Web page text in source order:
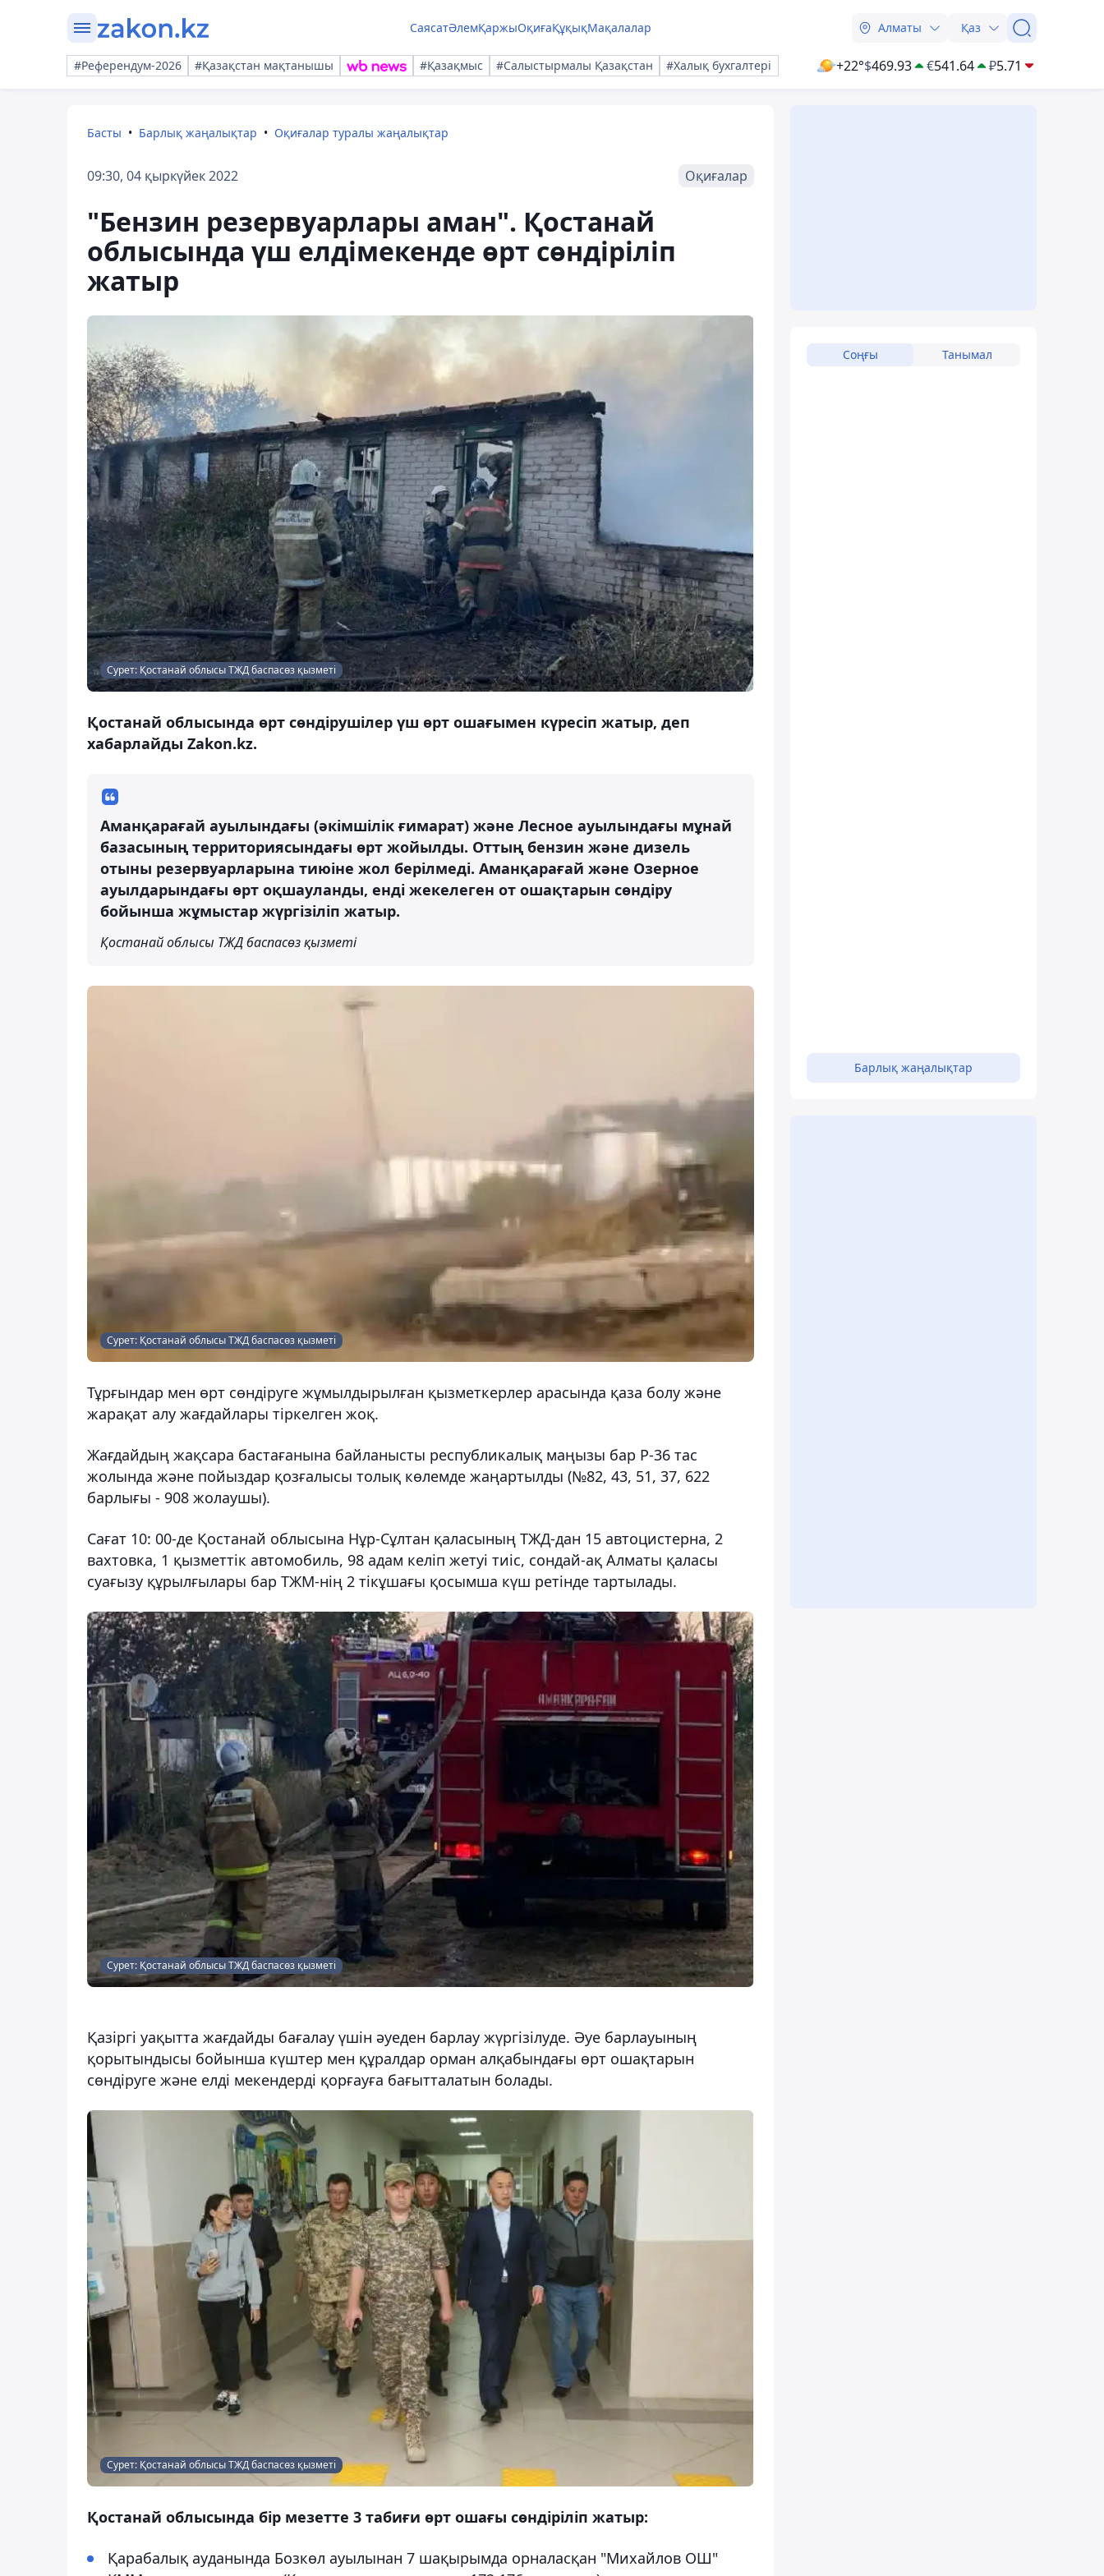
СаясатӘлемҚаржыОқиғаҚұқықМақалалар Алматы Қаз
#Референдум-2026 #Қазақстан мақтанышы #Қазақмыс #Салыстырмалы Қазақстан #Халық бухгалтері +22°$469.93 €541.64 ₽5.71
Басты Барлық жаңалықтар Оқиғалар туралы жаңалықтар
09:30, 04 қыркүйек 2022 Оқиғалар
"Бензин резервуарлары аман". Қостанай
облысында үш елдімекенде өрт сөндіріліп
жатыр
Сурет: Қостанай облысы ТЖД баспасөз қызметі
Қостанай облысында өрт сөндірушілер үш өрт ошағымен күресіп жатыр, деп
хабарлайды Zakon.kz.
Аманқарағай ауылындағы (әкімшілік ғимарат) және Лесное ауылындағы мұнай
базасының территориясындағы өрт жойылды. Оттың бензин және дизель
отыны резервуарларына тиюіне жол берілмеді. Аманқарағай және Озерное
ауылдарындағы өрт оқшауланды, енді жекелеген от ошақтарын сөндіру
бойынша жұмыстар жүргізіліп жатыр.
Қостанай облысы ТЖД баспасөз қызметі
Сурет: Қостанай облысы ТЖД баспасөз қызметі
Тұрғындар мен өрт сөндіруге жұмылдырылған қызметкерлер арасында қаза болу және
жарақат алу жағдайлары тіркелген жоқ.
Жағдайдың жақсара бастағанына байланысты республикалық маңызы бар Р-36 тас
жолында және пойыздар қозғалысы толық көлемде жаңартылды (№82, 43, 51, 37, 622
барлығы - 908 жолаушы).
Сағат 10: 00-де Қостанай облысына Нұр-Сұлтан қаласының ТЖД-дан 15 автоцистерна, 2
вахтовка, 1 қызметтік автомобиль, 98 адам келіп жетуі тиіс, сондай-ақ Алматы қаласы
суағызу құрылғылары бар ТЖМ-нің 2 тікұшағы қосымша күш ретінде тартылады.
Сурет: Қостанай облысы ТЖД баспасөз қызметі
Қазіргі уақытта жағдайды бағалау үшін әуеден барлау жүргізілуде. Әуе барлауының
қорытындысы бойынша күштер мен құралдар орман алқабындағы өрт ошақтарын
сөндіруге және елді мекендерді қорғауға бағытталатын болады.
Сурет: Қостанай облысы ТЖД баспасөз қызметі
Қостанай облысында бір мезетте 3 табиғи өрт ошағы сөндіріліп жатыр:
Қарабалық ауданында Бозкөл ауылынан 7 шақырымда орналасқан "Михайлов ОШ"
Соңғы Танымал
Барлық жаңалықтар